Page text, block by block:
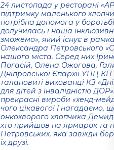
24 листопада у ресторанi
пiдтримку маленького
потрiбна допомога у
долучилась i наша
зможемо», який iснує в
Олександра Петровського
нашого мiста. Серед них
Погасiй, Олена Ожогова,
Дніпровської Єпархії УПЦ
талановитi вихованцi КЗ
для дітей з інвалідністю
прекраснi вироби «хенд-
чого цiкавого! І нагадаємо,
онкохворого хлопчика
хто прийшов на ярмарок та
Петровських, яка завжди
їх друзi.